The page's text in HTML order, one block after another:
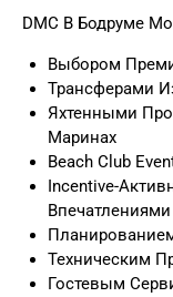
DMC В Бодруме
Выбором
Трансферами
Яхтенными
Маринах
Beach Club
Incentive-
Впечатлениями
Техническим
Гостевым